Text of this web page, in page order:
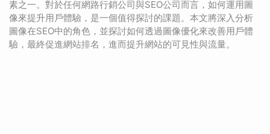
素之一。對於任何網路行銷公司與SEO公司而言，如何運用圖
像來提升用戶體驗，是一個值得探討的課題。本文將深入分析
圖像在SEO中的角色，並探討如何透過圖像優化來改善用戶體
驗，最終促進網站排名，進而提升網站的可見性與流量。